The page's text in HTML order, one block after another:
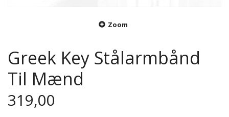
Zoom
Greek Key Stålarmbånd
Til Mænd
319,00